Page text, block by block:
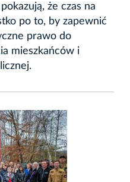
że czas na
po to, by zapewnić
prawo do
mieszkańców i